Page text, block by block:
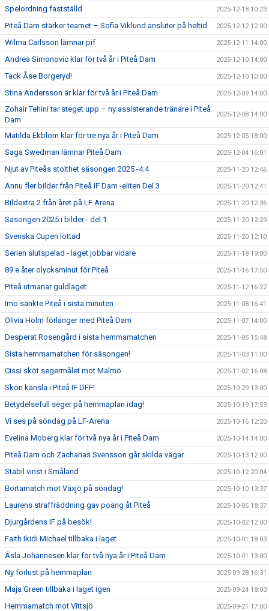
Spelordning fastställd 2025-12-18 10:23
Piteå Dam stärker teamet – Sofia Viklund ansluter på heltid 2025-12-12 12:00
Wilma Carlsson lämnar pif 2025-12-11 14:00
Andrea Simonovic klar för två år i Piteå Dam 2025-12-10 14:00
Tack Åse Borgeryd! 2025-12-10 10:00
Stina Andersson är klar för två år i Piteå Dam 2025-12-09 14:00
Zohair Tehini tar steget upp – ny assisterande tränare i Piteå
Dam
2025-12-08 14:00
Matilda Ekblom klar för tre nya år i Piteå Dam 2025-12-05 18:00
Saga Swedman lämnar Piteå Dam 2025-12-04 16:01
Njut av Piteås stolthet säsongen 2025 -4:4 2025-11-20 12:46
Ännu fler bilder från Piteå IF Dam -eliten Del 3 2025-11-20 12:41
Bildextra 2 från året på LF Arena 2025-11-20 12:36
Säsongen 2025 i bilder - del 1 2025-11-20 12:29
Svenska Cupen lottad 2025-11-20 12:10
Serien slutspelad - laget jobbar vidare 2025-11-18 19:00
89:e åter olycksminut för Piteå 2025-11-16 17:50
Piteå utmanar guldlaget 2025-11-12 16:22
Imo sänkte Piteå i sista minuten 2025-11-08 16:41
Olivia Holm förlänger med Piteå Dam 2025-11-07 14:00
Desperat Rosengård i sista hemmamatchen 2025-11-05 15:48
Sista hemmamatchen för säsongen! 2025-11-03 11:00
Cissi sköt segermålet mot Malmö 2025-11-02 16:08
Skön känsla i Piteå IF DFF! 2025-10-29 13:00
Betydelsefull seger på hemmaplan idag! 2025-10-19 17:59
Vi ses på söndag på LF-Arena 2025-10-16 12:20
Evelina Moberg klar för två nya år i Piteå Dam 2025-10-14 14:00
Piteå Dam och Zacharias Svensson går skilda vägar 2025-10-13 12:00
Stabil vinst i Småland 2025-10-12 20:04
Bortamatch mot Växjö på söndag! 2025-10-10 13:37
Laurens straffräddning gav poäng åt Piteå 2025-10-05 18:37
Djurgårdens IF på besök! 2025-10-02 12:00
Faith Ikidi Michael tillbaka i laget 2025-10-01 18:03
Ásla Johannesen klar för två nya år i Piteå Dam 2025-10-01 13:00
Ny förlust på hemmaplan 2025-09-28 16:31
Maja Green tillbaka i laget igen 2025-09-24 18:03
Hemmamatch mot Vittsjö 2025-09-21 17:00